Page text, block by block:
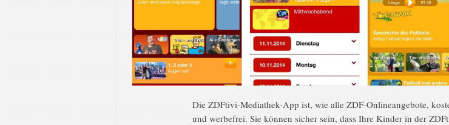
Die ZDFtivi-Mediathek-App ist, wie alle ZDF-Onlineangebote,
und werbefrei. Sie können sicher sein, dass Ihre Kinder in der